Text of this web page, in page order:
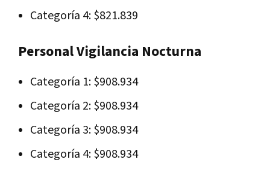
Categoría 4: $821.839
Personal Vigilancia Nocturna
Categoría 1: $908.934
Categoría 2: $908.934
Categoría 3: $908.934
Categoría 4: $908.934